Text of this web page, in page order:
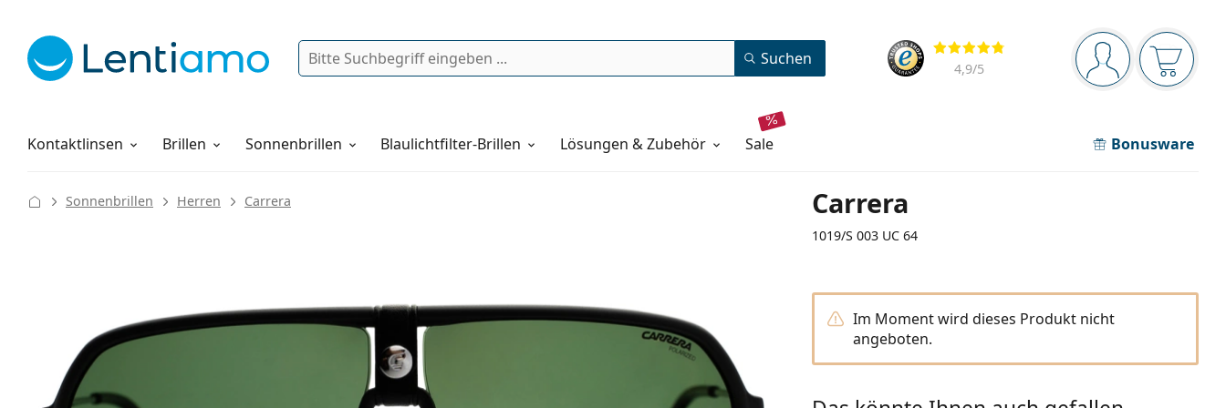
Navigationsleiste
Sie sind Der
Bewertung
4,9/5
Suche Suchen
Kontaktlinsen
Pflegemittel Brillen Sonnenbrillen Blaulichtfilter-Brillen Lösungen & Zubehör sale Bonusware
Alles über den Einkauf
Carrera
1019/S 003 UC 64
Sonnenbrillen Herren Carrera
Im Moment wird dieses Produkt nicht
angeboten.